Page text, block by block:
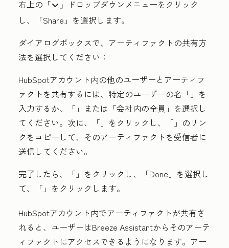
右上の「downIcon」 ドロップダウンメニューをクリック
し、「Share」 を選択します。
ダイアログボックスで、アーティファクトの共有方
法を選択してください：
HubSpotアカウント内の他のユーザーとアーティフ
ァクトを共有するには、特定のユーザーの名「 」を
入力するか、「 」または「会社内の全員 」を選択し
てください。次に、「 」をクリックし、「 」のリン
クをコピーして、そのアーティファクトを受信者に
送信してください。
完了したら、「 」をクリックし、「Done」を選択し
て、「 」をクリックします。
HubSpotアカウント内でアーティファクトが共有さ
れると、ユーザーはBreeze Assistantからそのアーテ
ィファクトにアクセスできるようになります。アー